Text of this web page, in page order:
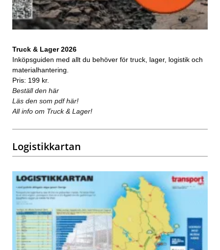
Truck & Lager 2026
Inköpsguiden med allt du behöver för truck, lager, logistik och
materialhantering.
Pris: 199 kr.
Beställ den här
Läs den som pdf här!
All info om Truck & Lager!
Logistikkartan